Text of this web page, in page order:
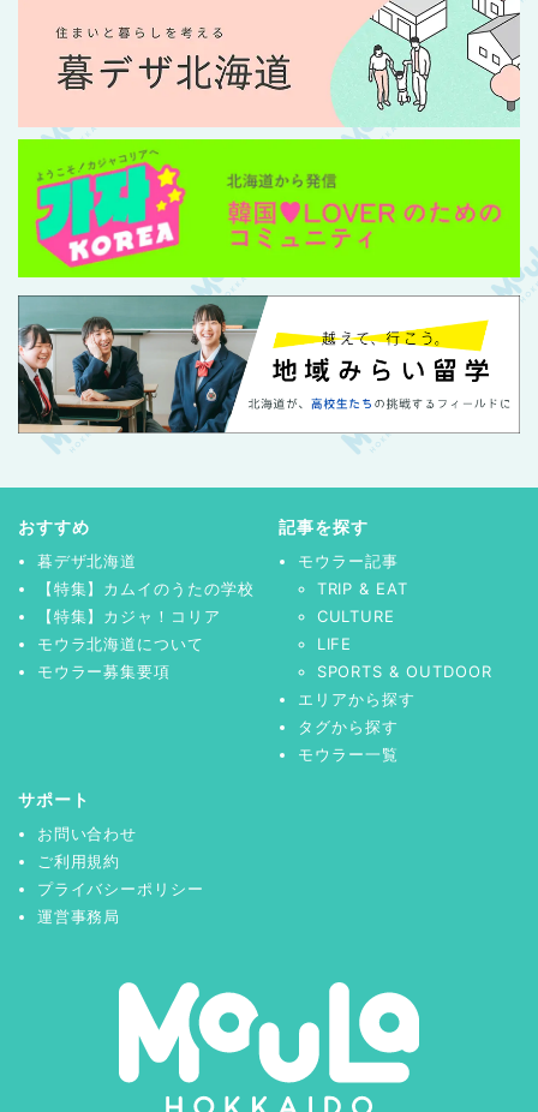
おすすめ
暮デザ北海道
【特集】カムイのうたの学校
【特集】カジャ！コリア
モウラ北海道について
モウラー募集要項
記事を探す
モウラー記事
TRIP & EAT
CULTURE
LIFE
SPORTS & OUTDOOR
エリアから探す
タグから探す
モウラー一覧
サポート
お問い合わせ
ご利用規約
プライバシーポリシー
運営事務局